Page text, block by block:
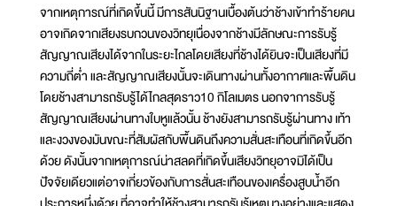
จากเหตุการณ์ที่เกิดขึ้นนี้ มีการสันนิฐานเบื้องต้นว่าช้างเข้าทำร้ายคน
อาจเกิดจากเสียงรบกวนของวิทยุเนื่องจากช้างมีลักษณะการรับรู้
สัญญาณเสียงได้จากในระยะไกลโดยเสียงที่ช้างได้ยินจะเป็นเสียงที่มี
ความถี่ต่ำ และสัญญาณเสียงนั้นจะเดินทางผ่านทั้งอากาศและพื้นดิน
โดยช้างสามารถรับรู้ได้ไกลสุดราว10 กิโลเมตร นอกจาการรับรู้
สัญญาณเสียงผ่านทางใบหูแล้วนั้น ช้างยังสามารถรับรู้ผ่านทาง เท้า
และงวงของมันขณะที่สัมผัสกับพื้นดินถึงความสั่นสะเทือนที่เกิดขึ้นอีก
ด้วย ดังนั้นจากเหตุการณ์น่าสลดที่เกิดขึ้นเสียงวิทยุอาจมิได้เป็น
ปัจจัยเดียวแต่อาจเกี่ยวข้องกับการสั่นสะเทือนของเครื่องสูบน้ำอีก